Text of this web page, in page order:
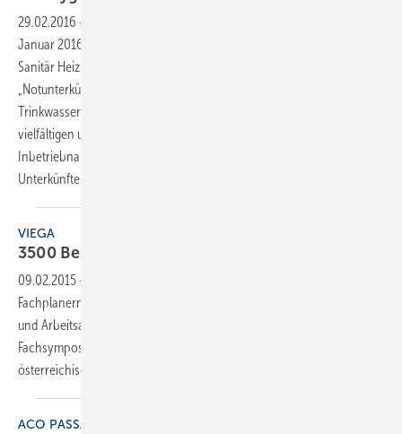
29.02.2016 -
Januar 2016 startete der DVGW zusammen mit dem Zentralverband
Sanitär Heizung Klima (ZVSHK) in Bonn die Veranstaltungsreihe
„Notunterkünfte in Deutschland – Herausforderungen in der
Trinkwasserinstallation“. Im Mittelpunkt der Fachtagung standen die
vielfältigen und häufig verwirrenden Vorschriften, die bei Wieder-
Inbetriebnahme von ungenutztem Gebäudebestand und bei mobilen
Unterkünften zu beachten
VIEGA
3500 Besucher bei
09.02.2015 -
Fachplanern werden zukünftig nur noch über einen integralen Denk-
und Arbeitsansatz zu bewältigen sein. Das ist das Fazit der
Fachsymposien “Planen in 360°“, zu denen Viega in 14 deutschen und
österreichischen Städten mehr als
ACO PASSAVANT